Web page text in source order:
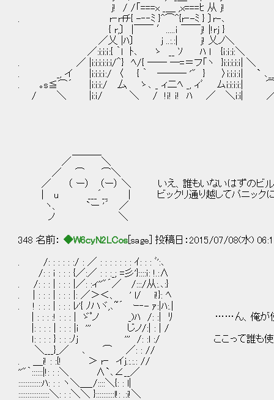
j! / /「===x _＿ ,x===ﾋ 从 j!
. r‐rfﾁ{ -‐‐ﾐ }^⌒^{r‐-ﾐ } 〕r-､
{ r,〕 |￣￣ ′.....ｉ ￣￣j! |!rj } 本当は君
／乂 |ﾊ〕 j ..:.:| j! 乂ノ＼ こっそり快適
／:i:i:ｉ:{ ｀l ﾄ､ ゝ __ ｿ ﾊ l {ｉ:ｉ:i:＼
. ／ |i:i:i:i:i:i/＾} ﾍ/{ ── ─=＝フ「ヽ }i:i:i:i:ｉ| ＼
. _, イ |i:i:i:ｉ:/ 〈 { ｀ ─── '" } 〉i:i:ｉ:ｉ| ` ､__
. ｡s≦⌒´ |i:i:i:/ 厶 ゝ､ _ ィ二ﾍ _, ィﾞ ムi:i:i:i:|
/ ＼ |i:ｉ/ ＼ / !ｉ! ｉ! ﾊ ／ ＼i:i|
／ ＼
／ ⌒ ⌒＼
／ （ ー） （ー） ＼ いえ、誰もいないはずのビルで
| u ___´__ | ビックリ通り越してパニックにな
ヽ、 `ー '´ ／
ノ ＼
348 名前： ◆W6cyN2LCos [sage] 投稿日：2015/07/08(水)
. /: : : : : :/ : ／ : : : : : : : ｲ: : : ﾞ':､
/: : ｉ : : : {／:／ : : :_; =彡'}::::ｉ: !.:Λ
. /: : : | : : : |／: :ィ''"´／ /:::/从:.､:}
. | : : : | : : : |: ／＞＜、 ' l/ i!}: ﾍ
. ! : : : | : : : ﾚ'{ ﾉハヾ,､~´ ｰ‐- ｧ:|ﾊ:.|
| : : : :! : : : | ゞﾟノ _)ﾊ /: :| ﾘ ……ん、俺が使
|: : : : | : : : |ｉ ''' じノ/:| : | /
ｌ: : : : } : : :ﾉj ''' /: :l :/ ここって誰も使ってない
＼___}_／ ､ ⌒ ／: : //
. ＿i! : :{! ＞ r‐ イj.:.:.: //
''"｀::::::|!: : :＼ ∧`､∠__／
:::::::::::::ﾊ: : : ヽ＼＿_/::::＼{: : l|
:::::::::::::::::＼: : :＼＼ }::::::::::l!: .:i!＼